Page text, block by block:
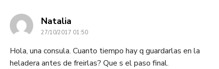
Natalia
27/10/2017 01:50
Hola, una consula. Cuanto tiempo hay q guardarlas en la
heladera antes de freirlas? Que s el paso final.